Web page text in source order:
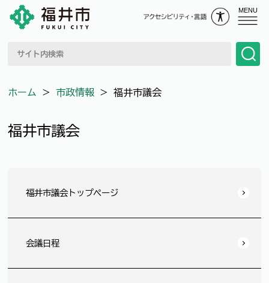
MENU
ホーム ＞ 市政情報 ＞ 福井市議会
福井市議会
福井市議会トップページ
会議日程